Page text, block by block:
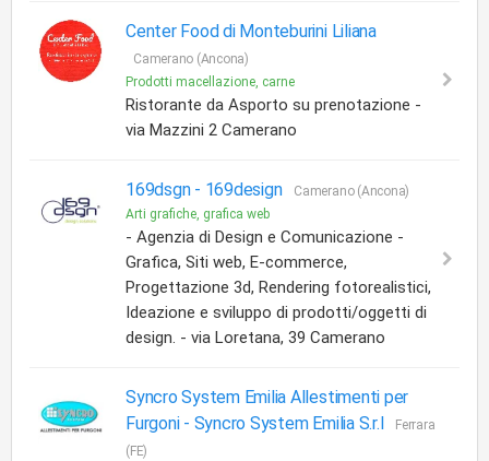
Center Food di Monteburini Liliana
Camerano (Ancona)
Prodotti macellazione, carne
Ristorante da Asporto su prenotazione -
via Mazzini 2 Camerano
169dsgn - 169design
Camerano (Ancona)
Arti grafiche, grafica web
- Agenzia di Design e Comunicazione -
Grafica, Siti web, E-commerce,
Progettazione 3d, Rendering fotorealistici,
Ideazione e sviluppo di prodotti/oggetti di
design. - via Loretana, 39 Camerano
Syncro System Emilia Allestimenti per
Furgoni - Syncro System Emilia S.r.l
Ferrara
(FE)